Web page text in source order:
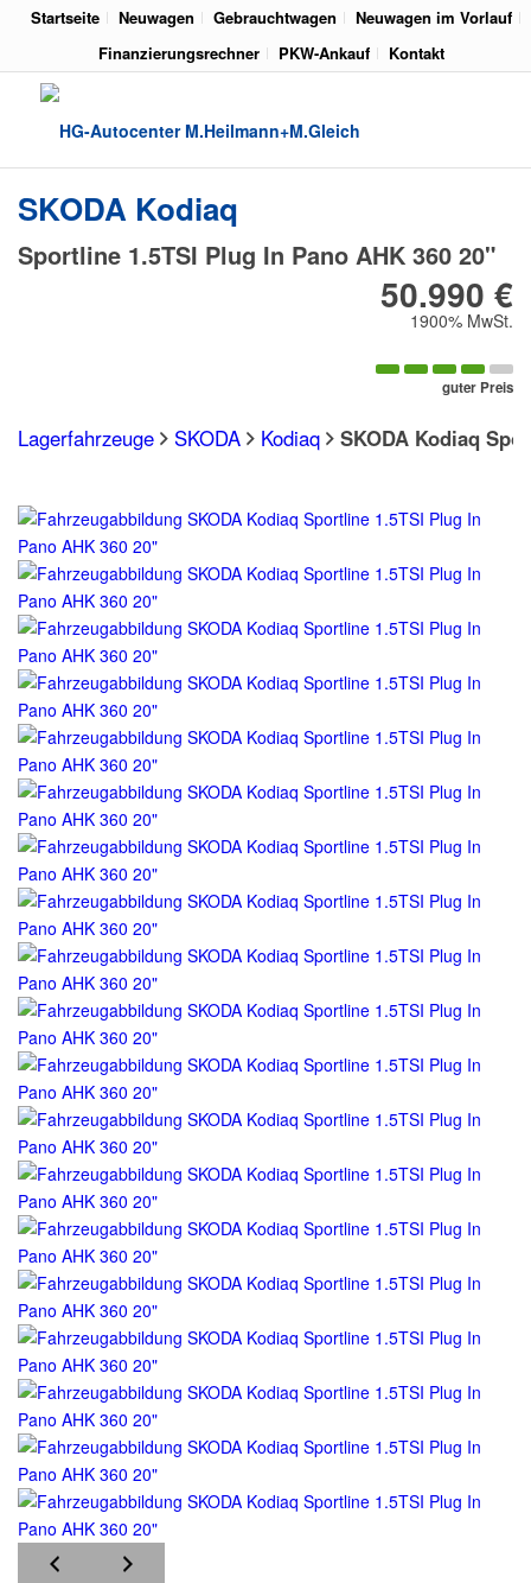
Startseite Neuwagen Gebrauchtwagen
Neuwagen im Vorlauf
Finanzierungsrechner
PKW-Ankauf Kontakt
SKODA Kodiaq
Sportline 1.5TSI Plug In Pano AHK 360 20"
50.990 €
1900% MwSt.
guter Preis
Lagerfahrzeuge SKODA Kodiaq SKODA Kodiaq